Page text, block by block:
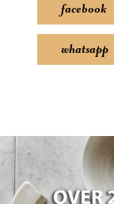
facebook
whatsapp